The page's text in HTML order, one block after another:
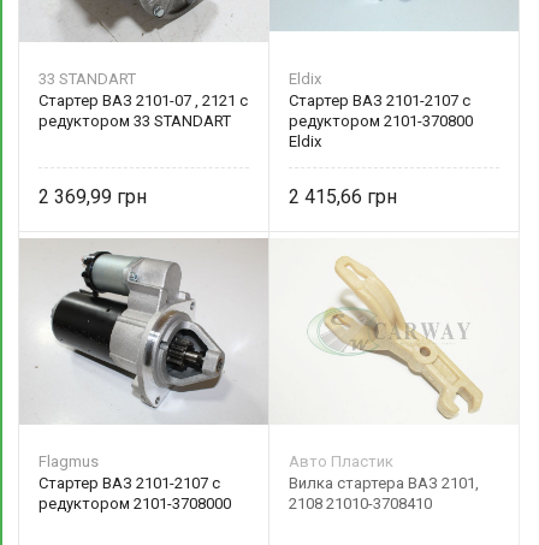
33 STANDART
Стартер ВАЗ 2101-07 , 2121 с
редуктором 33 STANDART
2 369,99
Eldix
Стартер ВАЗ 2101-2107 с
редуктором 2101-370800
Eldix
2 415,66
Flagmus
Стартер ВАЗ 2101-2107 с
редуктором 2101-3708000
Авто Пластик
Вилка стартера ВАЗ 2101,
2108 21010-3708410